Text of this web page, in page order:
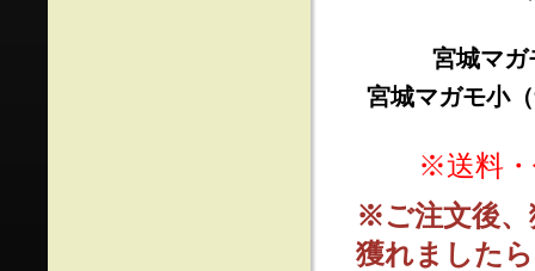
宮城マガ
宮城マガモ小
※送料・
※ご注文後、
獲れました